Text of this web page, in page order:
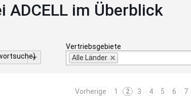
im Überblick
Vertriebsgebiete
Alle Länder
Vorherige 1 2 3 4 5 6 7